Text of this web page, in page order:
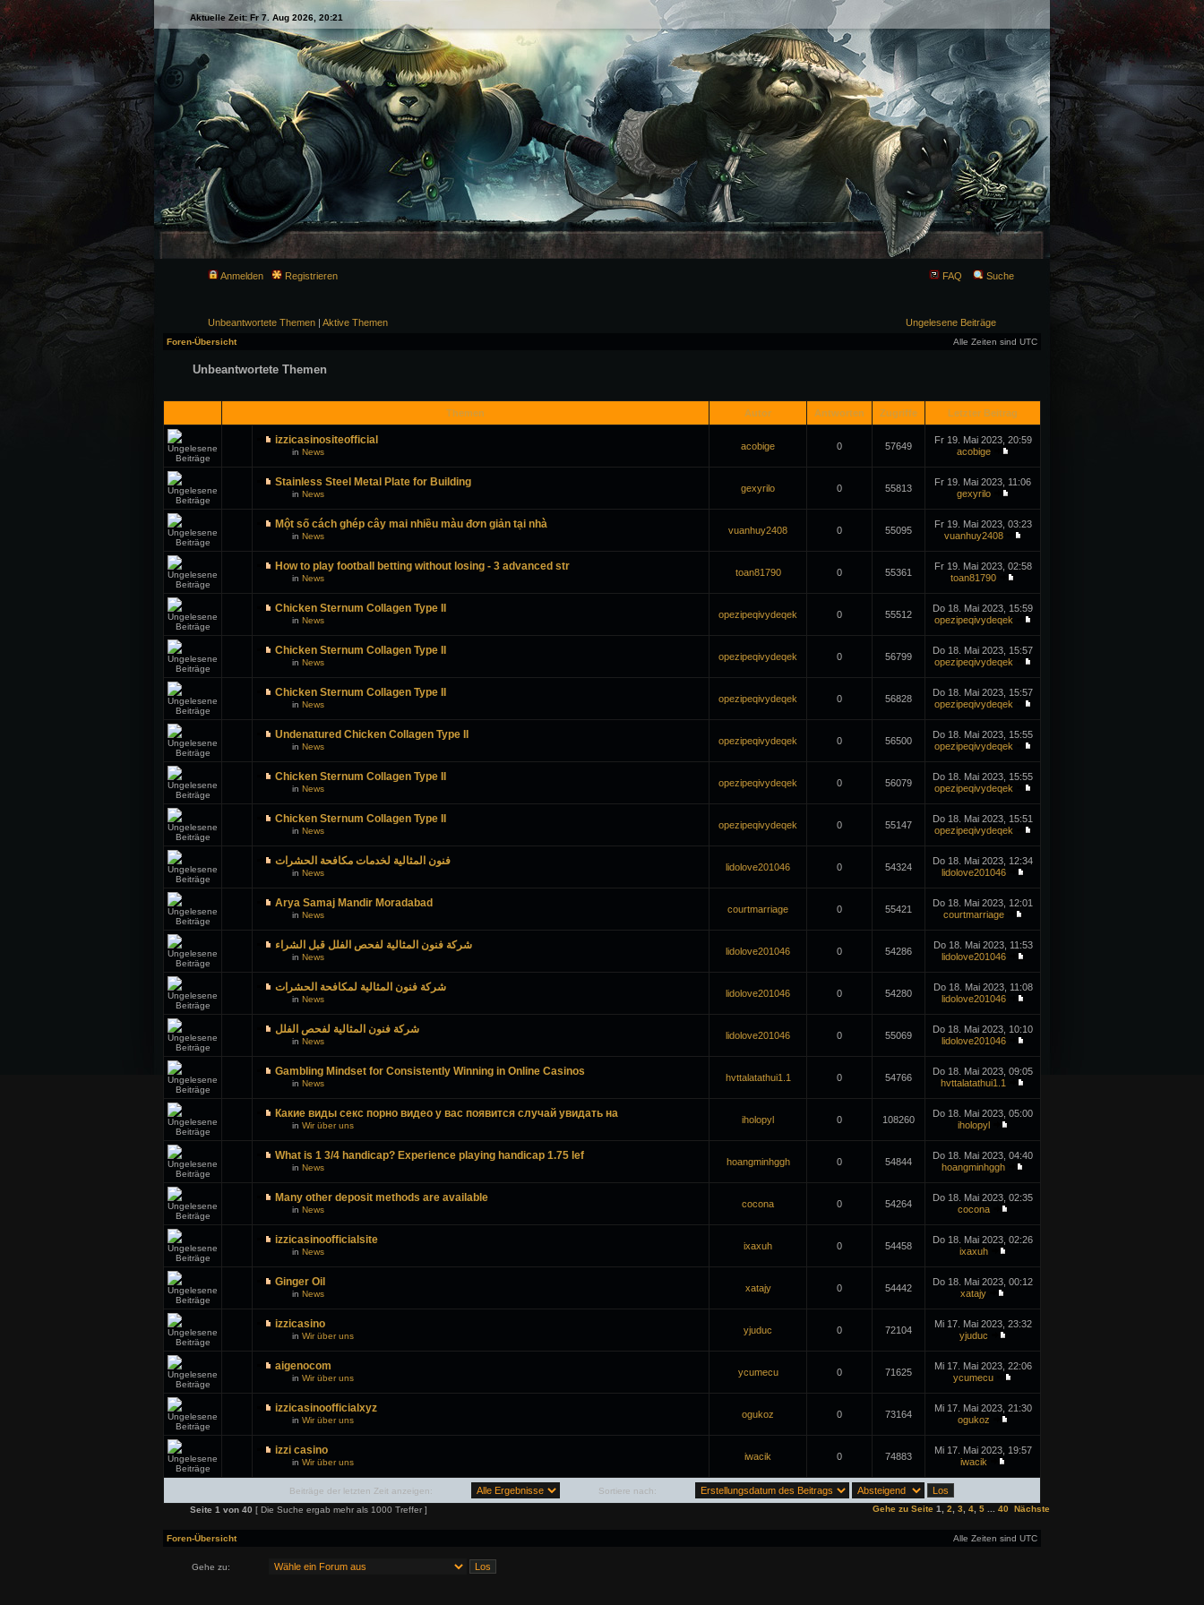
Aktuelle Zeit: Fr 7. Aug 2026, 20:21
Anmelden Registrieren FAQ Suche
Unbeantwortete Themen | Aktive Themen Ungelesene Beiträge
Foren-Übersicht Alle Zeiten sind UTC
Unbeantwortete Themen
Themen Autor Antworten Zugriffe Letzter Beitrag
izzicasinositeofficial
in News
acobige 0 57649
Fr 19. Mai 2023, 20:59
acobige
Stainless Steel Metal Plate for Building
in News
gexyrilo 0 55813
Fr 19. Mai 2023, 11:06
gexyrilo
Một số cách ghép cây mai nhiều màu đơn giản tại nhà
in News
vuanhuy2408 0 55095
Fr 19. Mai 2023, 03:23
vuanhuy2408
How to play football betting without losing - 3 advanced str
in News
toan81790 0 55361
Fr 19. Mai 2023, 02:58
toan81790
Chicken Sternum Collagen Type II
in News
opezipeqivydeqek 0 55512
Do 18. Mai 2023, 15:59
opezipeqivydeqek
Chicken Sternum Collagen Type II
in News
opezipeqivydeqek 0 56799
Do 18. Mai 2023, 15:57
opezipeqivydeqek
Chicken Sternum Collagen Type II
in News
opezipeqivydeqek 0 56828
Do 18. Mai 2023, 15:57
opezipeqivydeqek
Undenatured Chicken Collagen Type II
in News
opezipeqivydeqek 0 56500
Do 18. Mai 2023, 15:55
opezipeqivydeqek
Chicken Sternum Collagen Type II
in News
opezipeqivydeqek 0 56079
Do 18. Mai 2023, 15:55
opezipeqivydeqek
Chicken Sternum Collagen Type II
in News
opezipeqivydeqek 0 55147
Do 18. Mai 2023, 15:51
opezipeqivydeqek
فنون المثالية لخدمات مكافحة الحشرات
in News
lidolove201046 0 54324
Do 18. Mai 2023, 12:34
lidolove201046
Arya Samaj Mandir Moradabad
in News
courtmarriage 0 55421
Do 18. Mai 2023, 12:01
courtmarriage
شركة فنون المثالية لفحص الفلل قبل الشراء
in News
lidolove201046 0 54286
Do 18. Mai 2023, 11:53
lidolove201046
شركة فنون المثالية لمكافحة الحشرات
in News
lidolove201046 0 54280
Do 18. Mai 2023, 11:08
lidolove201046
شركة فنون المثالية لفحص الفلل
in News
lidolove201046 0 55069
Do 18. Mai 2023, 10:10
lidolove201046
Gambling Mindset for Consistently Winning in Online Casinos
in News
hvttalatathui1.1 0 54766
Do 18. Mai 2023, 09:05
hvttalatathui1.1
Какие виды секс порно видео у вас появится случай увидать на
in Wir über uns
iholopyl 0 108260
Do 18. Mai 2023, 05:00
iholopyl
What is 1 3/4 handicap? Experience playing handicap 1.75 lef
in News
hoangminhggh 0 54844
Do 18. Mai 2023, 04:40
hoangminhggh
Many other deposit methods are available
in News
cocona 0 54264
Do 18. Mai 2023, 02:35
cocona
izzicasinoofficialsite
in News
ixaxuh 0 54458
Do 18. Mai 2023, 02:26
ixaxuh
Ginger Oil
in News
xatajy 0 54442
Do 18. Mai 2023, 00:12
xatajy
izzicasino
in Wir über uns
yjuduc 0 72104
Mi 17. Mai 2023, 23:32
yjuduc
aigenocom
in Wir über uns
ycumecu 0 71625
Mi 17. Mai 2023, 22:06
ycumecu
izzicasinoofficialxyz
in Wir über uns
ogukoz 0 73164
Mi 17. Mai 2023, 21:30
ogukoz
izzi casino
in Wir über uns
iwacik 0 74883
Mi 17. Mai 2023, 19:57
iwacik
Beiträge der letzten Zeit anzeigen:
Sortiere nach:
Seite 1 von 40 [ Die Suche ergab mehr als 1000 Treffer ] Gehe zu Seite 1 2 3 4 5 40 Nächste
Foren-Übersicht Alle Zeiten sind UTC
Gehe zu: